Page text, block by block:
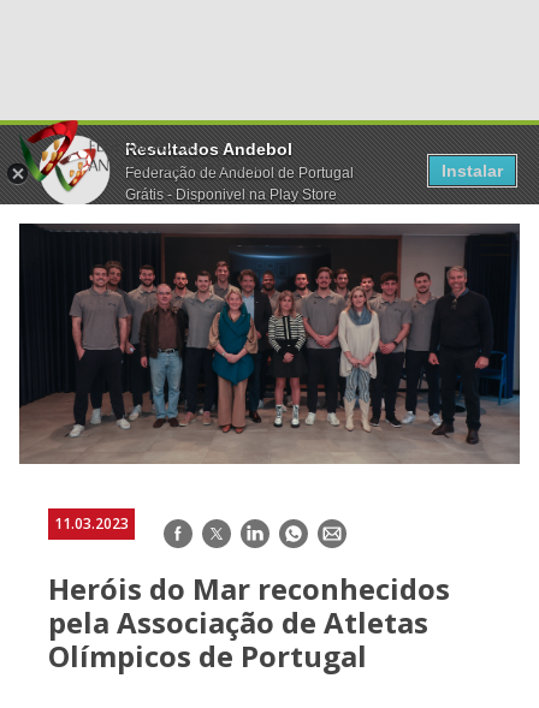
Resultados Andebol
Federação de Andebol de Portugal
Grátis - Disponivel na Play Store
Instalar
11.03.2023 Facebook
TwitterLinkedInWhatsApp
E-
Heróis do Mar reconhecidos
pela Associação de Atletas
Olímpicos de Portugal